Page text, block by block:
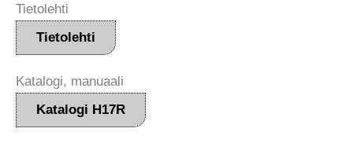
Tietolehti
Tietolehti
Katalogi, manuaali
Katalogi H17R